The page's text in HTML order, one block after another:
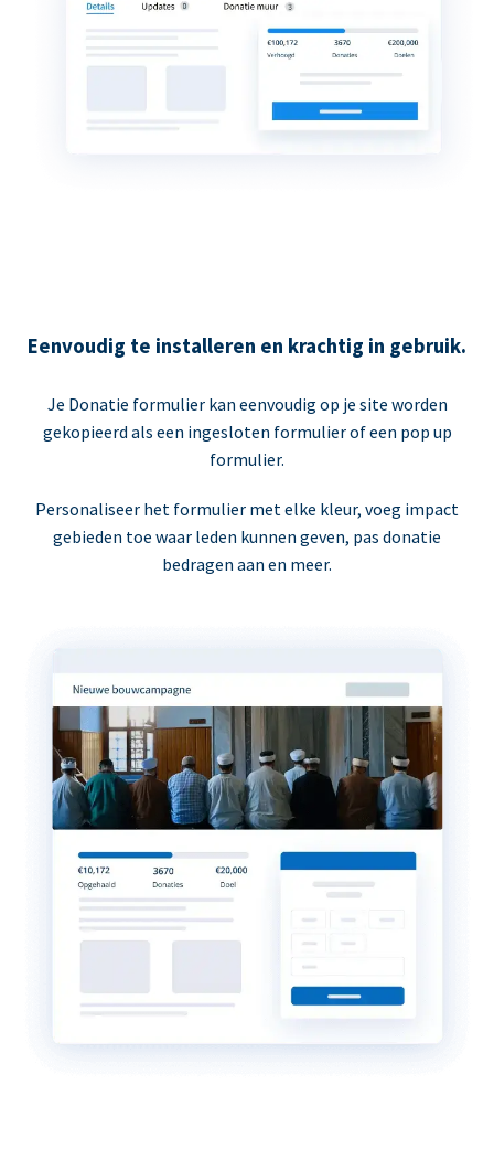
Eenvoudig te installeren en krachtig in gebruik.
Je Donatie formulier kan eenvoudig op je site worden
gekopieerd als een ingesloten formulier of een pop up
formulier.
Personaliseer het formulier met elke kleur, voeg impact
gebieden toe waar leden kunnen geven, pas donatie
bedragen aan en meer.